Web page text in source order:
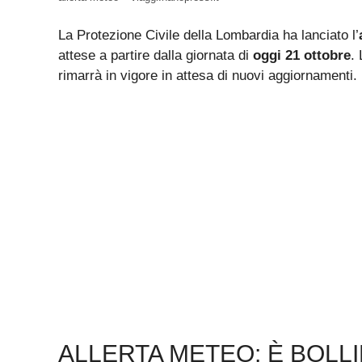
La Protezione Civile della Lombardia ha lanciato l’
attese a partire dalla giornata di oggi 21 ottobre.
rimarrà in vigore in attesa di nuovi aggiornamenti.
ALLERTA METEO: È